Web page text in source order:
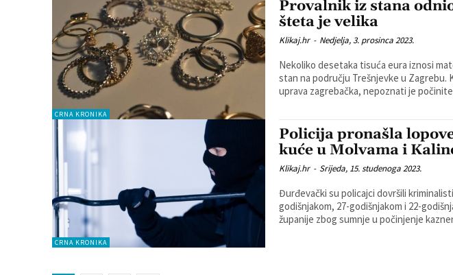
CRNA KRONIKA
Provalnik iz stana
šteta je velika
Klikaj.hr - Nedjelja, 3. prosinca 2023.
Nekoliko desetaka tisuća eura iznosi
stan na području Trešnjevke u Zagrebu. Kako je izvijestila Policijska
uprava zagrebačka, nepoznati je
CRNA KRONIKA
Policija pronašla
kuće u Molvama i
Klikaj.hr - Srijeda, 15. studenoga 2023.
Đurđevački su policajci dovršili
godišnjakom, 27-godišnjakom i 22-